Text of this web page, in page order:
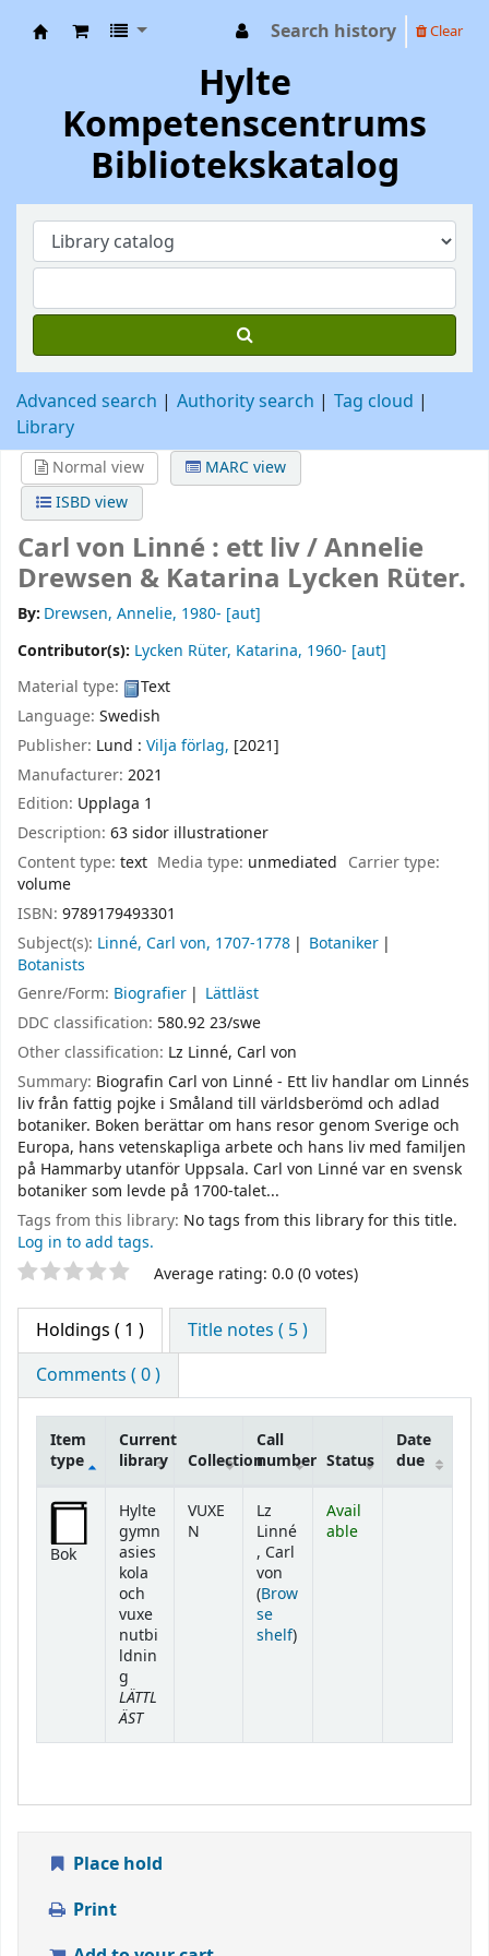
Search history Clear
Hylte
Kompetenscentrums
Bibliotekskatalog
Advanced search Authority search
Tag cloud
Library
Normal view
MARC view
ISBD view
Carl von Linné : ett liv /Annelie
Drewsen & Katarina Lycken Rüter.
By: Drewsen, Annelie, 1980- [aut]
Contributor(s): Lycken Rüter, Katarina, 1960- [aut]
Material type:
Text
Language: Swedish
Publisher: Lund : Vilja förlag, [2021]
Manufacturer: 2021
Edition: Upplaga 1
Description: 63 sidor illustrationer
Content type: text Media type: unmediated Carrier type:
volume
ISBN: 9789179493301
Subject(s): Linné, Carl von, 1707-1778
Botaniker
Botanists
Genre/Form: Biografier
Lättläst
DDC classification: 580.92 23/swe
Other classification: Lz Linné, Carl von
Summary: Biografin Carl von Linné - Ett liv handlar om Linnés
liv från fattig pojke i Småland till världsberömd och adlad
botaniker. Boken berättar om hans resor genom Sverige och
Europa, hans vetenskapliga arbete och hans liv med familjen
på Hammarby utanför Uppsala. Carl von Linné var en svensk
botaniker som levde på 1700-talet...
Tags from this library: No tags from this library for this title.
Log in to add tags.
Star ratings Average rating: 0.0 (0 votes)
Holdings ( 1 )
Title notes ( 5 )
Comments ( 0 )
Holdings
Item
type
Current
library
Collection
Call
number Status
Date
due
Bok
Hylte
gymn
asies
kola
och
vuxe
nutbi
ldnin
g
LÄTTL
ÄST
VUXE
N
Lz
Linné
, Carl
von
(Brow
se
shelf(Opens below)
)
Avail
able
Place hold
Print